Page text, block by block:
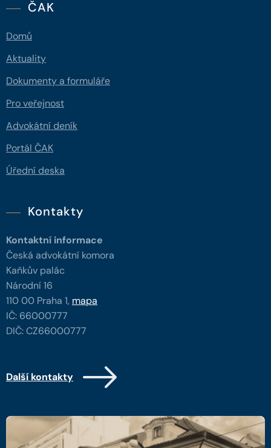
ČAK
Domů
Aktuality
Dokumenty a formuláře
Pro veřejnost
Advokátní deník
Portál ČAK
Úřední deska
Kontakty
Kontaktní informace
Česká advokátní komora
Kaňkův palác
Národní 16
110 00 Praha 1, mapa
IČ: 66000777
DIČ: CZ66000777
Další kontakty